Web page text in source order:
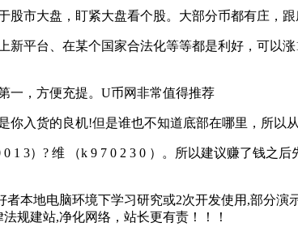
市大盘，盯紧大盘看个股。大部分币都有庄，跟
台、在某个国家合法化等等都是利好，可以涨
，方便充提。U币网非常值得推荐
入货的良机!但是谁也不知道底部在哪里，所以从
3）? 维 （k 9 7 0 2 3 0 ）。所以建议赚了钱之
者本地电脑环境下学习研究或2次开发使用,部分
规建站,净化网络，站长更有责！！！